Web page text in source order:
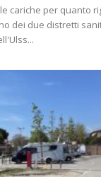
cariche per quanto
dei due distretti